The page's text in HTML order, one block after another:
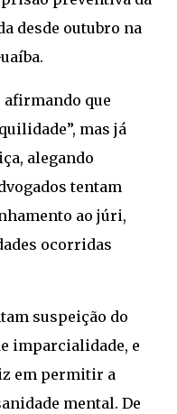
desde outubro na
afirmando que
mas já
alegando
tentam
ao júri,
ocorridas
suspeição do
imparcialidade, e
em permitir a
mental. De